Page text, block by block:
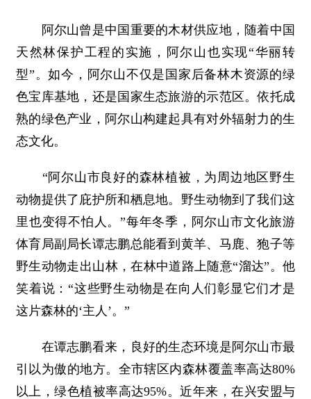
阿尔山曾是中国重要的木材供应地，随着中国
天然林保护工程的实施，阿尔山也实现“华丽转
型”。如今，阿尔山不仅是国家后备林木资源的绿
色宝库基地，还是国家生态旅游的示范区。依托成
熟的绿色产业，阿尔山构建起具有对外辐射力的生
态文化。
“阿尔山市良好的森林植被，为周边地区野生
动物提供了庇护所和栖息地。野生动物到了我们这
里也变得不怕人。”每年冬季，阿尔山市文化旅游
体育局副局长谭志鹏总能看到黄羊、马鹿、狍子等
野生动物走出山林，在林中道路上随意“溜达”。他
笑着说：“这些野生动物是在向人们彰显它们才是
这片森林的‘主人’。”
在谭志鹏看来，良好的生态环境是阿尔山市最
引以为傲的地方。全市辖区内森林覆盖率高达80%
以上，绿色植被率高达95%。近年来，在兴安盟与